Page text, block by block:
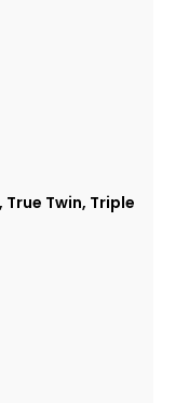
True Twin, Triple